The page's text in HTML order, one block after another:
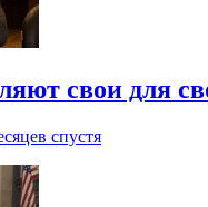
свои для
спустя